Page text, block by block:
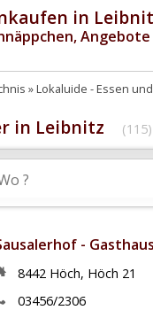
in
Lokaluide - Essen
in Leibnitz (115)
-
8442 Höch, Höch 21
03456/2306